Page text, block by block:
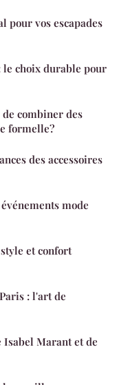
pour vos escapades
le choix durable pour
combiner des
formelle?
des accessoires
mode
et confort
: l'art de
Marant et de